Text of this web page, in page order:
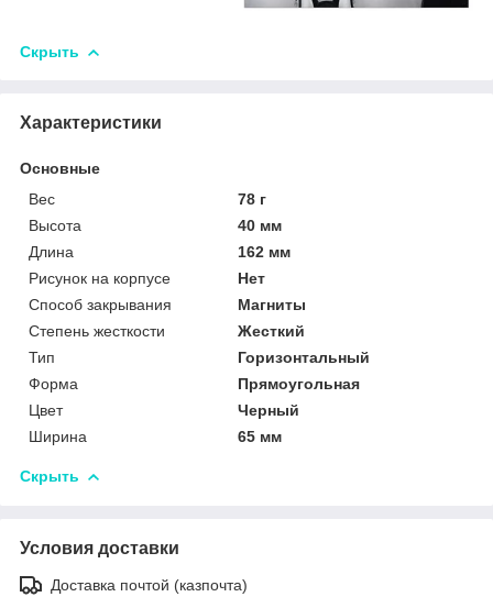
Скрыть
Характеристики
Основные
Вес
78 г
Высота
40 мм
Длина
162 мм
Рисунок на корпусе
Нет
Способ закрывания
Магниты
Степень жесткости
Жесткий
Тип
Горизонтальный
Форма
Прямоугольная
Цвет
Черный
Ширина
65 мм
Скрыть
Условия доставки
Доставка почтой (казпочта)